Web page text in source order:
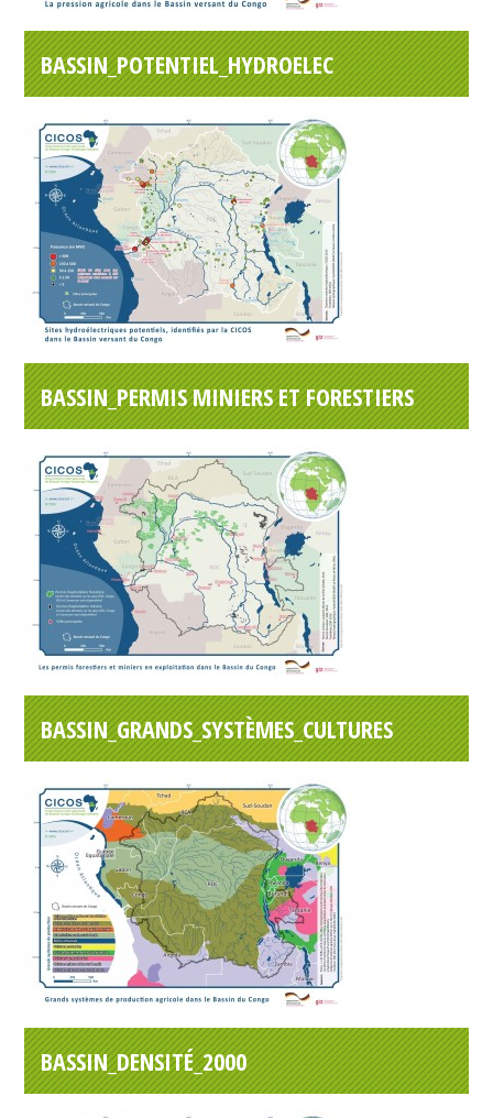
BASSIN_POTENTIEL_HYDROELEC
BASSIN_PERMIS MINIERS ET FORESTIERS
BASSIN_GRANDS_SYSTÈMES_CULTURES
BASSIN_DENSITÉ_2000